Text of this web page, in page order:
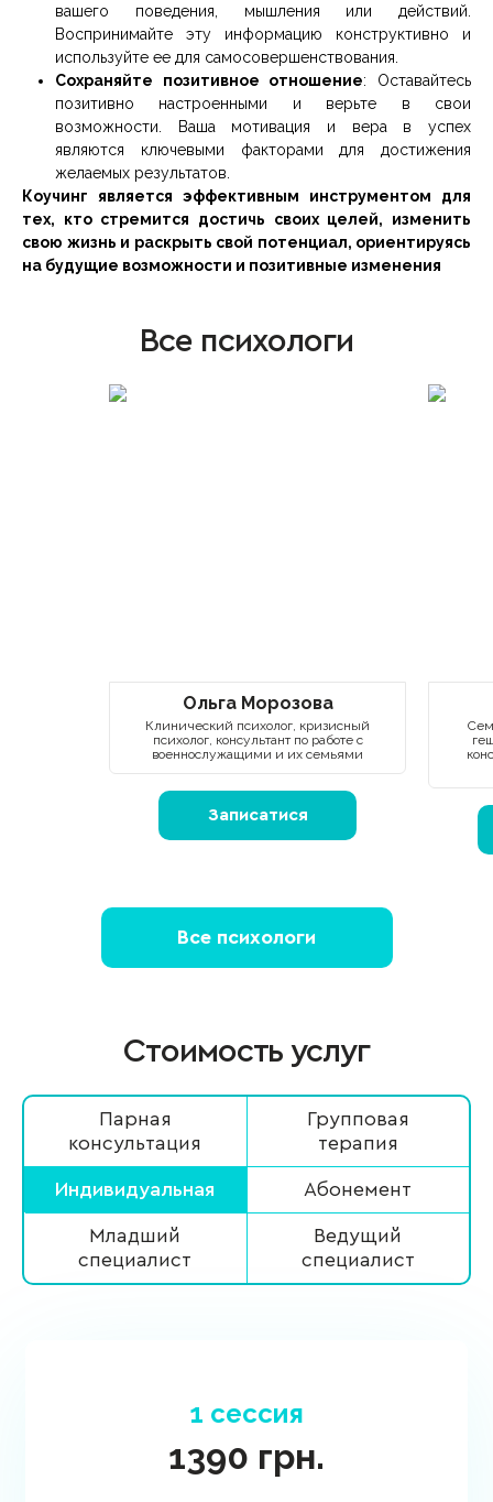
вашего поведения, мышления или действий.
Воспринимайте эту информацию конструктивно и
используйте ее для самосовершенствования.
Сохраняйте позитивное отношение: Оставайтесь
позитивно настроенными и верьте в свои
возможности. Ваша мотивация и вера в успех
являются ключевыми факторами для достижения
желаемых результатов.
Коучинг является эффективным инструментом для
тех, кто стремится достичь своих целей, изменить
свою жизнь и раскрыть свой потенциал, ориентируясь
на будущие возможности и позитивные изменения
Все психологи
Ольга Морозова
Клинический психолог, кризисный
психолог, консультант по работе с
военнослужащими и их семьями
Записатися
Все психологи
Стоимость услуг
Парная
консультация
Групповая
терапия
Индивидуальная Абонемент
Младший
специалист
Ведущий
специалист
1 сессия
1390 грн.